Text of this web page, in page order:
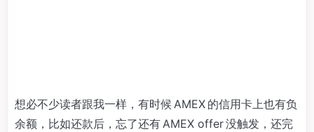
想必不少读者跟我一样，有时候 AMEX 的信用卡上也有负
余额，比如还款后，忘了还有 AMEX offer 没触发，还完